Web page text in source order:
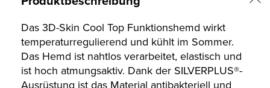
Das 3D-Skin Cool Top Funktionshemd wirkt
temperaturregulierend und kühlt im Sommer.
Das Hemd ist nahtlos verarbeitet, elastisch und
ist hoch atmungsaktiv. Dank der SILVERPLUS®-